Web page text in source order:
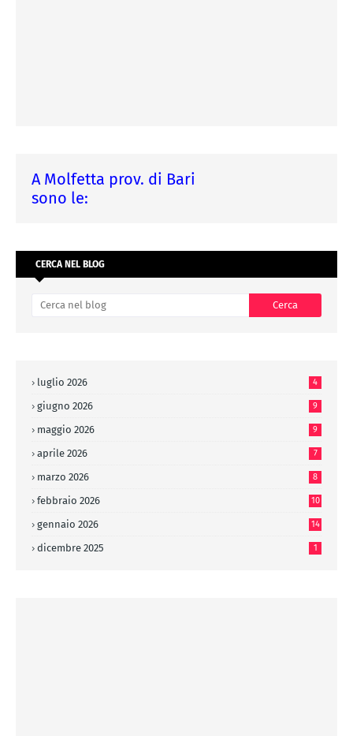
A Molfetta prov. di Bari
sono le:
CERCA NEL BLOG
luglio 2026 4
giugno 2026 9
maggio 2026 9
aprile 2026 7
marzo 2026 8
febbraio 2026 10
gennaio 2026 14
dicembre 2025 1